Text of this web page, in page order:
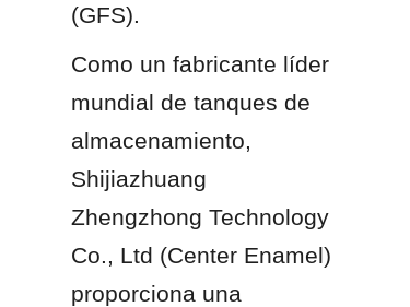
(GFS).
Como un fabricante líder
mundial de tanques de
almacenamiento,
Shijiazhuang
Zhengzhong Technology
Co., Ltd (Center Enamel)
proporciona una